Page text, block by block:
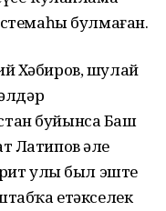
булмаған.
Хәбиров, шулай
буйынса Баш
Латипов әле
улы был эште
етәкселек